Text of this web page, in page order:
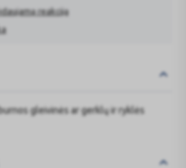
reakciją
gleivinės ar gerklų ir ryklės